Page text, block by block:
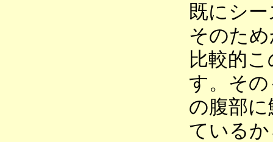
既にシ
そのた
比較的
す。そ
の腹部
ている